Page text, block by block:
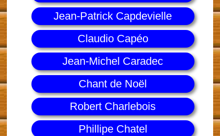
Jean-Patrick Capdevielle
Claudio Capéo
Jean-Michel Caradec
Chant de Noël
Robert Charlebois
Phillipe Chatel